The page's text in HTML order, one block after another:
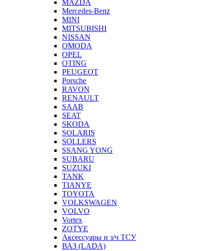
MAZDA
Mercedes-Benz
MINI
MITSUBISHI
NISSAN
OMODA
OPEL
OTING
PEUGEOT
Porsche
RAVON
RENAULT
SAAB
SEAT
SKODA
SOLARIS
SOLLERS
SSANG YONG
SUBARU
SUZUKI
TANK
TIANYE
TOYOTA
VOLKSWAGEN
VOLVO
Vortex
ZOTYE
Аксессуары и з/ч ТСУ
ВАЗ (LADA)